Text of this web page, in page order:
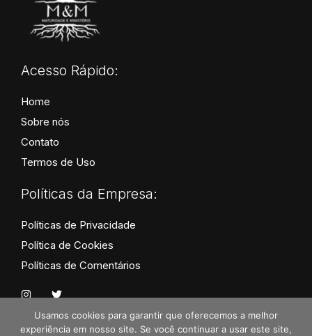
Acesso Rápido:
Home
Sobre nós
Contato
Termos de Uso
Políticas da Empresa:
Políticas de Privacidade
Política de Cookies
Políticas de Comentários
I T
i
Usamos cookies para garantir que oferecemos a melhor
experiência em nosso site. Se você continuar a usar este site,